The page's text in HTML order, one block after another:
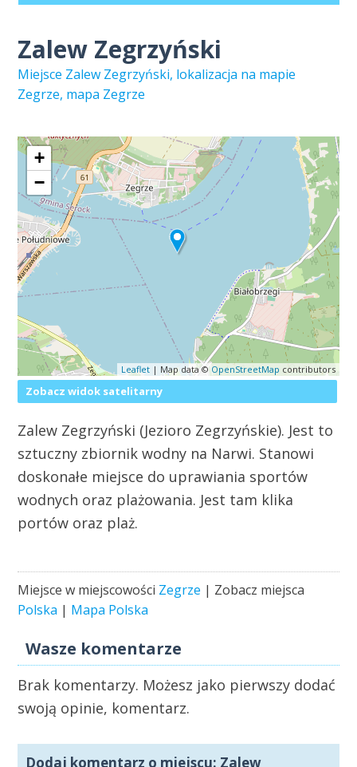
Zalew Zegrzyński
Miejsce Zalew Zegrzyński, lokalizacja na mapie
Zegrze, mapa Zegrze
+
−
Leaflet| Map data © OpenStreetMap contributors
Zobacz widok satelitarny
Zalew Zegrzyński (Jezioro Zegrzyńskie). Jest to
sztuczny zbiornik wodny na Narwi. Stanowi
doskonałe miejsce do uprawiania sportów
wodnych oraz plażowania. Jest tam klika
portów oraz plaż.
Miejsce w miejscowości Zegrze | Zobacz miejsca
Polska | Mapa Polska
Wasze komentarze
Brak komentarzy. Możesz jako pierwszy dodać
swoją opinie, komentarz.
Dodaj komentarz o miejscu: Zalew